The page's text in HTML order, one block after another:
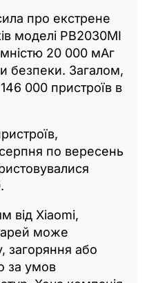
про екстрене
моделі PB2030MI
20 000 мАг
безпеки. Загалом,
000 пристроїв в
по вересень
від Xiaomi,
може
загоряння або
за умов